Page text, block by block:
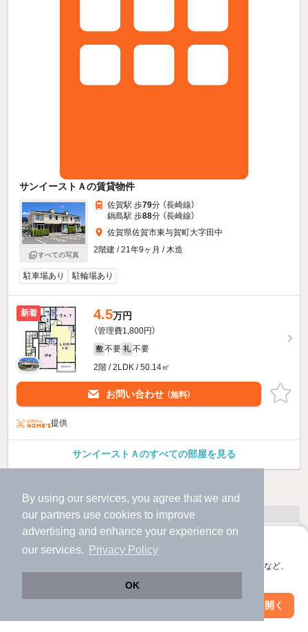
By using our services, you agree that we and
our partners use cookies to improve
advertising and enhance your experience on
our services.
Privacy Policy
OK
アプリに切り替えて、サクサクお部屋探し
会員登録なしですぐ使える。マップ検索やお気に入り保存など、
アプリを開く
サンイーストＡの賃貸物件
すべての写真
佐賀駅 歩79分 （長崎線）
鍋島駅 歩88分 （長崎線）
佐賀県佐賀市東与賀町大字田中
2階建 / 21年9ヶ月 / 木造
駐車場あり 駐輪場あり
新着 4.5万円
（管理費1,800円）
敷 不要 礼 不要
2階 / 2LDK / 50.14㎡
お問い合わせ （無料）
提供
サンイーストＡのすべての部屋を見る
人気のこだわり条件
バス・トイレ別 2階以上
駐車場あり ペット相談
絞り込み条件を変更